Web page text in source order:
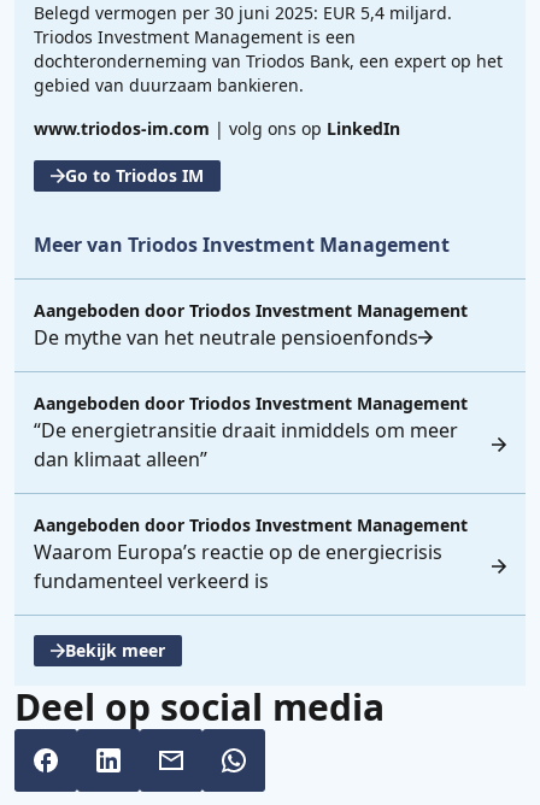
Belegd vermogen per 30 juni 2025: EUR 5,4 miljard.
Triodos Investment Management is een
dochteronderneming van Triodos Bank, een expert op het
gebied van duurzaam bankieren.
www.triodos-im.com | volg ons op LinkedIn
Go to Triodos IM
Meer van Triodos Investment Management
De mythe van het neutrale pensioenfonds
Aangeboden door Triodos Investment Management
“De energietransitie draait inmiddels om meer
dan klimaat alleen”
Aangeboden door Triodos Investment Management
Waarom Europa’s reactie op de energiecrisis
fundamenteel verkeerd is
Aangeboden door Triodos Investment Management
Bekijk meer
, opent een nieuwe tabblad
Deel op social media